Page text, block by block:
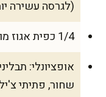
(לגרסה עשירה
1/4 כפית אגוז מוסקט (לא חובה, אבל מוסיף רבות)
אופציונלי:
שחור, פתיתי